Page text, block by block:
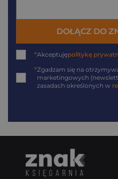
DOŁĄCZ DO
*Akceptujępolitykę
*Zgadzam się na
marketingowych
zasadach określonych w